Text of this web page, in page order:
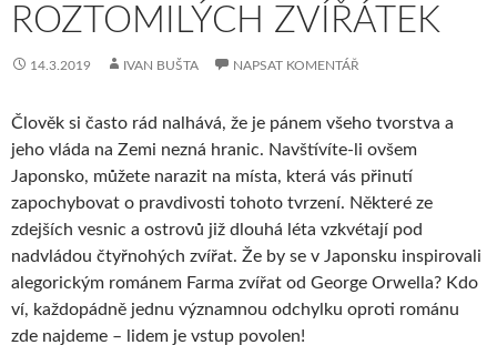
ROZTOMILÝCH ZVÍŘÁTEK
14.3.2019 IVAN BUŠTA NAPSAT KOMENTÁŘ
Člověk si často rád nalhává, že je pánem všeho tvorstva a
jeho vláda na Zemi nezná hranic. Navštívíte-li ovšem
Japonsko, můžete narazit na místa, která vás přinutí
zapochybovat o pravdivosti tohoto tvrzení. Některé ze
zdejších vesnic a ostrovů již dlouhá léta vzkvétají pod
nadvládou čtyřnohých zvířat. Že by se v Japonsku inspirovali
alegorickým románem Farma zvířat od George Orwella? Kdo
ví, každopádně jednu významnou odchylku oproti románu
zde najdeme – lidem je vstup povolen!